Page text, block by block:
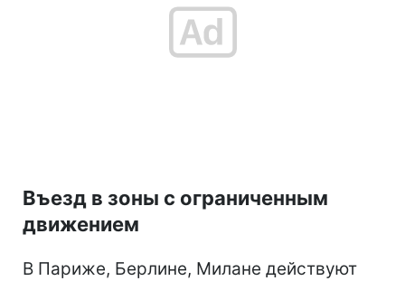
Въезд в зоны с ограниченным
движением
В Париже, Берлине, Милане действуют